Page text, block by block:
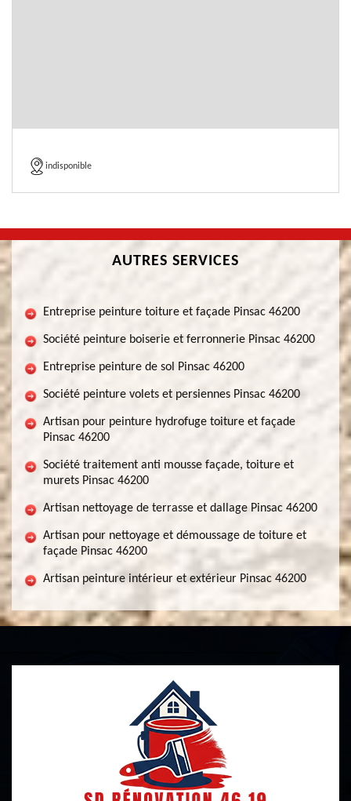
indisponible
AUTRES SERVICES
Entreprise peinture toiture et façade Pinsac 46200
Société peinture boiserie et ferronnerie Pinsac 46200
Entreprise peinture de sol Pinsac 46200
Société peinture volets et persiennes Pinsac 46200
Artisan pour peinture hydrofuge toiture et façade
Pinsac 46200
Société traitement anti mousse façade, toiture et
murets Pinsac 46200
Artisan nettoyage de terrasse et dallage Pinsac 46200
Artisan pour nettoyage et démoussage de toiture et
façade Pinsac 46200
Artisan peinture intérieur et extérieur Pinsac 46200